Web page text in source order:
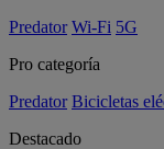
Predator Wi-Fi 5G
Pro categoría
Predator Bicicletas
Destacado